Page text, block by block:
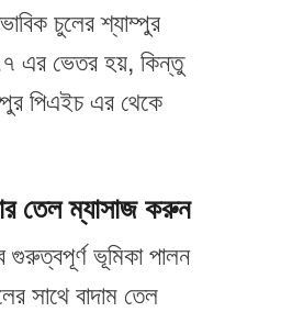
চুলের শ্যাম্পুর
এর ভেতর হয়, কিন্তু
পিএইচ এর থেকে
তেল ম্যাসাজ করুন
ভূমিকা পালন
সাথে বাদাম তেল